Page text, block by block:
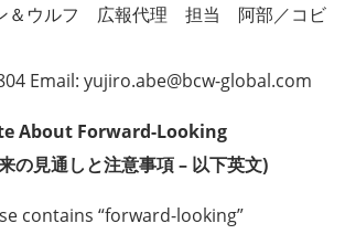
＆ウルフ 広報代理 担当 阿部／コビ
Email: yujiro.abe@bcw-global.com
About Forward-Looking
見通しと注意事項 – 以下英文)
contains “forward-looking”